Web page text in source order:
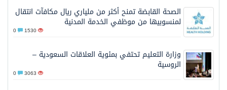
الصحة القابضة تمنح أكثر من ملياري ريال مكافآت انتقال
لمنسوبيها من موظفي الخدمة المدنية
1530
وزارة التعليم تحتفي بمئوية العلاقات السعودية –
الروسية
3063